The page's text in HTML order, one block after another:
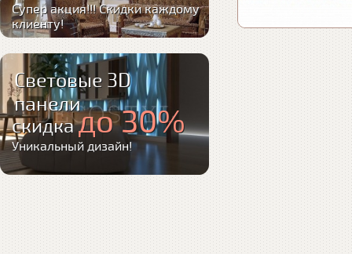
Супер акция!!! Скидки каждому
клиенту!
Световые 3D
панели
скидкадо 30%
Уникальный дизайн!